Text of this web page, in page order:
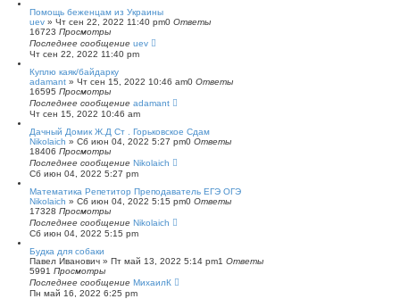
Помощь беженцам из Украины
uev » Чт сен 22, 2022 11:40 pm0 Ответы
16723 Просмотры
Последнее сообщение uev
Чт сен 22, 2022 11:40 pm
Куплю каяк/байдарку
adamant » Чт сен 15, 2022 10:46 am0 Ответы
16595 Просмотры
Последнее сообщение adamant
Чт сен 15, 2022 10:46 am
Дачный Домик Ж.Д Ст . Горьковское Сдам
Nikolaich » Сб июн 04, 2022 5:27 pm0 Ответы
18406 Просмотры
Последнее сообщение Nikolaich
Сб июн 04, 2022 5:27 pm
Математика Репетитор Преподаватель ЕГЭ ОГЭ
Nikolaich » Сб июн 04, 2022 5:15 pm0 Ответы
17328 Просмотры
Последнее сообщение Nikolaich
Сб июн 04, 2022 5:15 pm
Будка для собаки
Павел Иванович » Пт май 13, 2022 5:14 pm1 Ответы
5991 Просмотры
Последнее сообщение МихаилК
Пн май 16, 2022 6:25 pm